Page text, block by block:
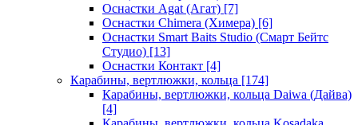
Оснастки Agat (Агат) [7]
Оснастки Chimera (Химера) [6]
Оснастки Smart Baits Studio (Смарт Бейтс
Студио) [13]
Оснастки Контакт [4]
Карабины, вертлюжки, кольца [174]
Карабины, вертлюжки, кольца Daiwa (Дайва)
[4]